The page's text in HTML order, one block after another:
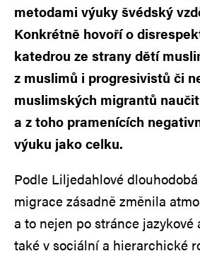
metodami výuky švédský
Konkrétně hovoří o
katedrou ze strany dětí
z muslimů i progresivistů či
muslimských migrantů
a z toho pramenících
výuku jako celku.
Podle Liljedahlové
migrace zásadně změnila
a to nejen po stránce jazykové
také v sociální a hierarchické